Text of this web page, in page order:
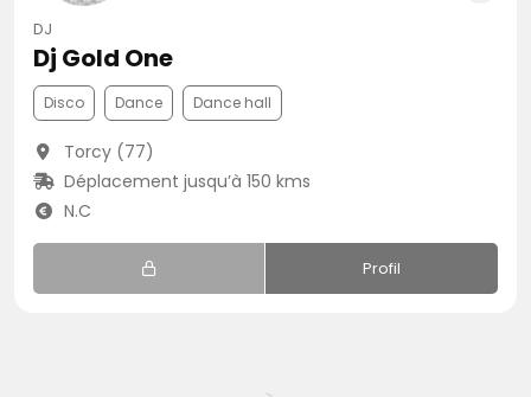
DJ
Dj Gold One
Disco Dance Dance hall
Torcy (77)
Déplacement jusqu’à 150 kms
N.C
Profil